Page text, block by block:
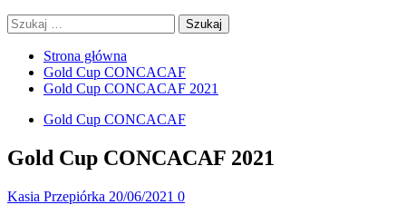
Szukaj:
Strona główna
Gold Cup CONCACAF
Gold Cup CONCACAF 2021
Gold Cup CONCACAF
Gold Cup CONCACAF 2021
Kasia Przepiórka 20/06/2021 0